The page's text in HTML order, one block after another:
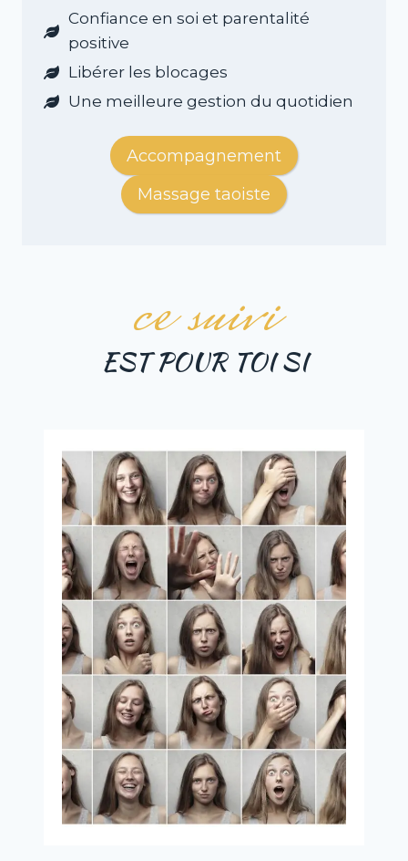
Confiance en soi et parentalité
positive
Libérer les blocages
Une meilleure gestion du quotidien
Accompagnement
Massage taoiste
ce suivi
EST POUR TOI SI